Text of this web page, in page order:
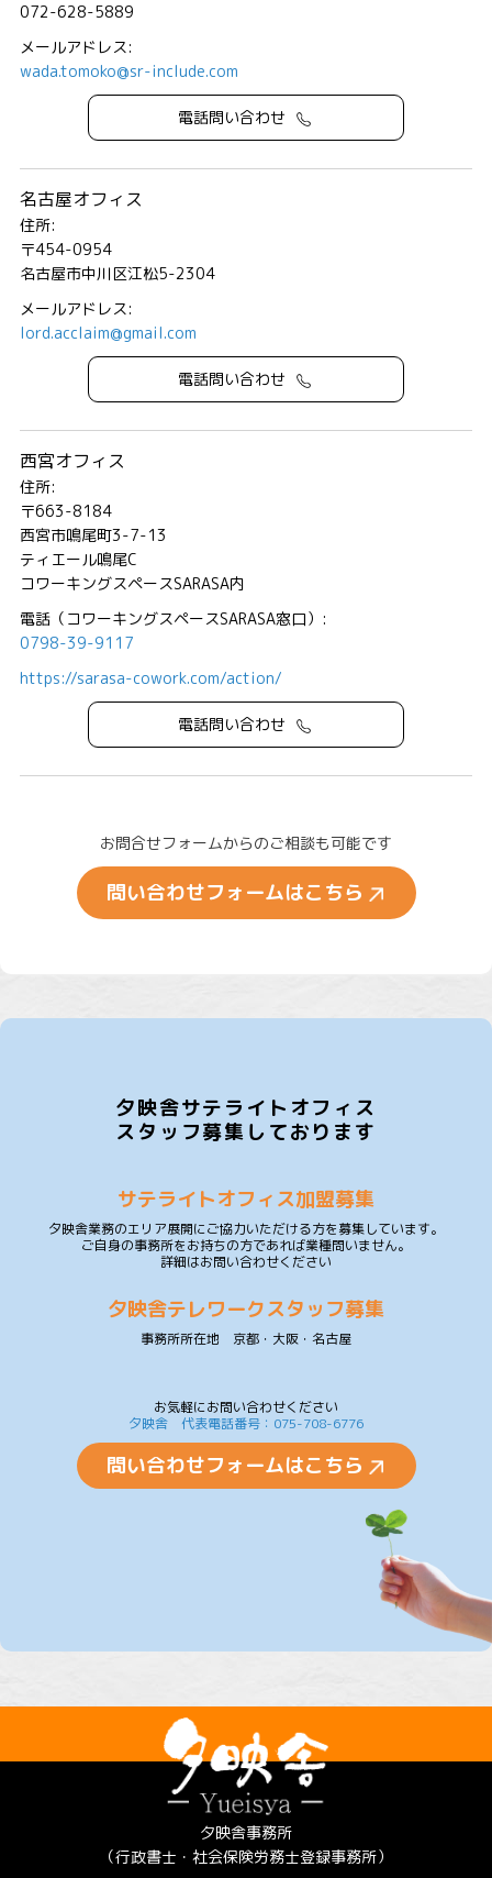
072-628-5889
メールアドレス:
wada.tomoko@sr-include.com
電話問い合わせ
名古屋オフィス
住所:
〒454-0954
名古屋市中川区江松5-2304
メールアドレス:
lord.acclaim@gmail.com
電話問い合わせ
西宮オフィス
住所:
〒663-8184
西宮市鳴尾町3-7-13
ティエール鳴尾C
コワーキングスペースSARASA内
電話（コワーキングスペースSARASA窓口）:
0798-39-9117
https://sarasa-cowork.com/action/
電話問い合わせ
お問合せフォームからのご相談も可能です
問い合わせフォームはこちら
夕映舎サテライトオフィス
スタッフ募集しております
サテライトオフィス加盟募集
夕映舎業務のエリア展開にご協力いただける方を募集しています。
ご自身の事務所をお持ちの方であれば業種問いません。
詳細はお問い合わせください
夕映舎テレワークスタッフ募集
事務所所在地 京都・大阪・名古屋
お気軽にお問い合わせください
夕映舎 代表電話番号：075-708-6776
問い合わせフォームはこちら
夕映舎事務所
（行政書士・社会保険労務士登録事務所）